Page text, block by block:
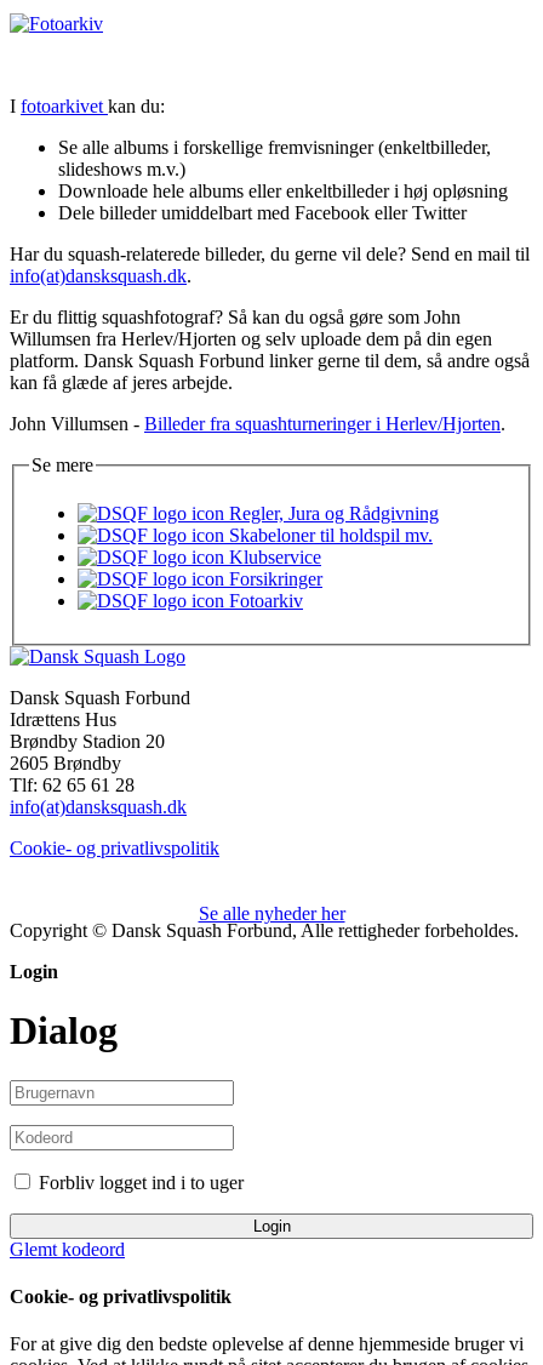
I fotoarkivet kan du:
Se alle albums i forskellige fremvisninger (enkeltbilleder,
slideshows m.v.)
Downloade hele albums eller enkeltbilleder i høj opløsning
Dele billeder umiddelbart med Facebook eller Twitter
Har du squash-relaterede billeder, du gerne vil dele? Send en mail til
info(at)dansksquash.dk.
Er du flittig squashfotograf? Så kan du også gøre som John
Willumsen fra Herlev/Hjorten og selv uploade dem på din egen
platform. Dansk Squash Forbund linker gerne til dem, så andre også
kan få glæde af jeres arbejde.
John Villumsen - Billeder fra squashturneringer i Herlev/Hjorten.
Se mere
Regler, Jura og Rådgivning
Skabeloner til holdspil mv.
Klubservice
Forsikringer
Fotoarkiv
Dansk Squash Forbund
Idrættens Hus
Brøndby Stadion 20
2605 Brøndby
Tlf: 62 65 61 28
info(at)dansksquash.dk
Cookie- og privatlivspolitik
Se alle nyheder her
Copyright © Dansk Squash Forbund, Alle rettigheder forbeholdes.
Login
Dialog
Forbliv logget ind i to uger
Login
Glemt kodeord
Cookie- og privatlivspolitik
For at give dig den bedste oplevelse af denne hjemmeside bruger vi